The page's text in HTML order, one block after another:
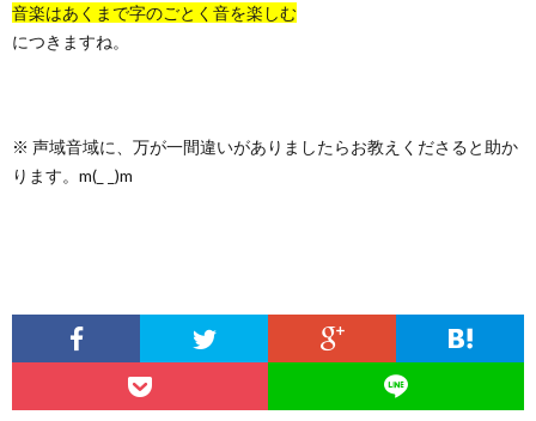
音楽はあくまで字のごとく音を楽しむ
につきますね。
※ 声域音域に、万が一間違いがありましたらお教えくださると助か
ります。m(_ _)m